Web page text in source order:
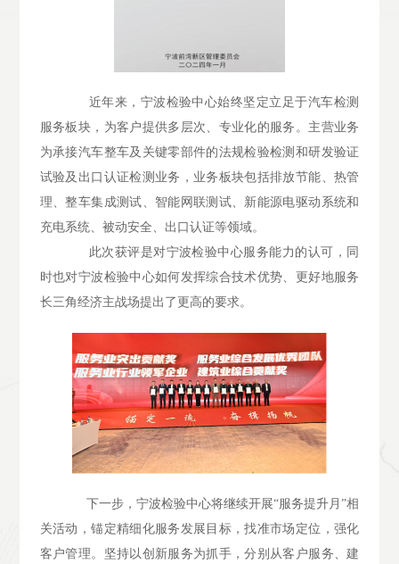
近年来，宁波检验中心始终坚定立足于汽车检测
服务板块，为客户提供多层次、专业化的服务。主营业务
为承接汽车整车及关键零部件的法规检验检测和研发验证
试验及出口认证检测业务，业务板块包括排放节能、热管
理、整车集成测试、智能网联测试、新能源电驱动系统和
充电系统、被动安全、出口认证等领域。
此次获评是对宁波检验中心服务能力的认可，同
时也对宁波检验中心如何发挥综合技术优势、更好地服务
长三角经济主战场提出了更高的要求。
下一步，宁波检验中心将继续开展“服务提升月”相
关活动，锚定精细化服务发展目标，找准市场定位，强化
客户管理。坚持以创新服务为抓手，分别从客户服务、建